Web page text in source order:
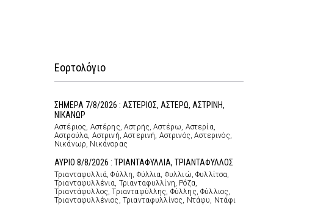
Εορτολόγιο
ΣΗΜΕΡΑ 7/8/2026 : ΑΣΤΕΡΙΟΣ, ΑΣΤΕΡΩ, ΑΣΤΡΙΝΗ,
ΝΙΚΑΝΩΡ
Αστέριος, Αστέρης, Αστρής, Αστέρω, Αστερία,
Αστρούλα, Αστρινή, Αστερινή, Αστρινός, Αστερινός,
Νικάνωρ, Νικάνορας
ΑΥΡΙΟ 8/8/2026 : ΤΡΙΑΝΤΑΦΥΛΛΙΑ, ΤΡΙΑΝΤΑΦΥΛΛΟΣ
Τριανταφυλλιά, Φύλλη, Φύλλια, Φυλλιώ, Φυλλίτσα,
Τριανταφυλλένια, Τριανταφυλλίνη, Ρόζα,
Τριαντάφυλλος, Τριανταφύλλης, Φύλλης, Φύλλιος,
Τριανταφυλλένιος, Τριανταφυλλίνος, Ντάφυ, Ντάφι